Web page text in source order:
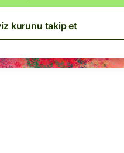
kurunu takip et